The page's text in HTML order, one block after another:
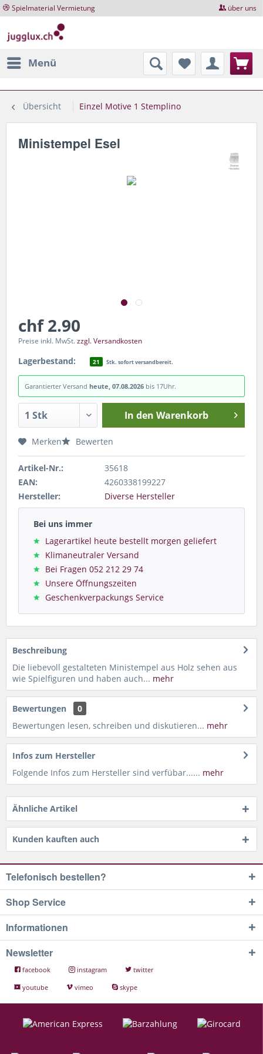
Spielmaterial Vermietung über uns
Menü
Übersicht Einzel Motive 1 Stemplino
Ministempel Esel
chf 2.90
Preise inkl. MwSt.zzgl. Versandkosten
Lagerbestand: 21 Stk. sofort versandbereit.
Garantierter Versand heute, 07.08.2026 bis 17Uhr.
In den Warenkorb
Merken Bewerten
Artikel-Nr.:
35618
EAN:
4260338199227
Hersteller:
Diverse Hersteller
Bei uns immer
Lagerartikel heute bestellt morgen geliefert
Klimaneutraler Versand
Bei Fragen 052 212 29 74
Unsere Öffnungszeiten
Geschenkverpackungs Service
Beschreibung
Die liebevoll gestalteten Ministempel aus Holz sehen aus
wie Spielfiguren und haben auch... mehr
Bewertungen
0
Bewertungen lesen, schreiben und diskutieren... mehr
Infos zum Hersteller
Folgende Infos zum Hersteller sind verfübar...... mehr
Ähnliche Artikel
Kunden kauften auch
Telefonisch bestellen?
Shop Service
Informationen
Newsletter
facebook instagram
twitter
youtube
vimeo skype